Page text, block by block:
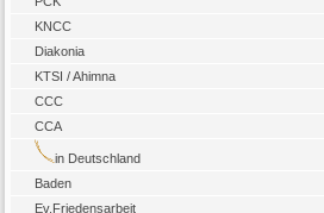
KNCC
Diakonia
KTSI / Ahimna
CCC
CCA
in Deutschland
Baden
Ev.Friedensarbeit